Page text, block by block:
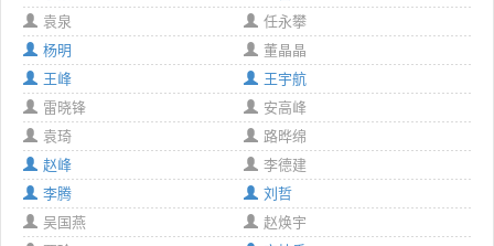
袁泉
任永攀
杨明
董晶晶
王峰
王宇航
雷晓锋
安高峰
袁琦
路晔绵
赵峰
李德建
李腾
刘哲
吴国燕
赵焕宇